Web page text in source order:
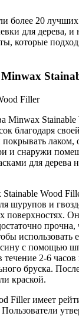
более 20
для дерева,
которые
Minwax
благодаря
лаком,
и снаружи
для дерева
Wood
шурупов и
поверхностях.
использовать
с помощью
2-6 часов
бруска.
краской.
Filler имеет